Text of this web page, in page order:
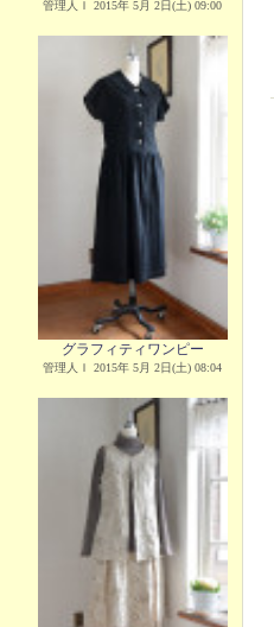
管理人Ｉ 2015年 5月 2日(土) 09:00
グラフィティワンピー
管理人Ｉ 2015年 5月 2日(土) 08:04